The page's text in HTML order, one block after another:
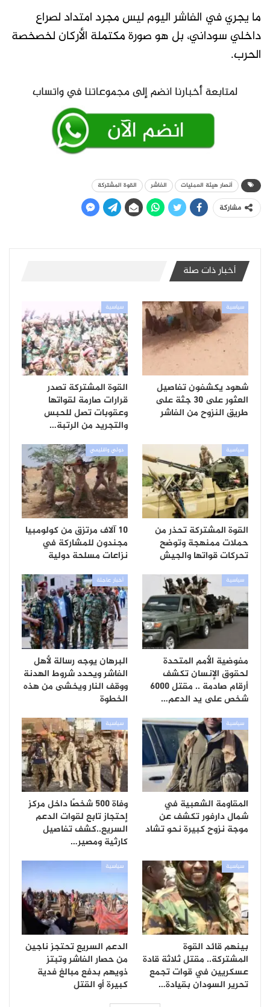
ما يجري في الفاشر اليوم ليس مجرد امتداد لصراع
داخلي سوداني، بل هو صورة مكتملة الأركان لخصخصة
الحرب.
أنصار هيئة العمليات الفاشر القوة المشتركة
مشاركة
أخبار ذات صلة
سياسية
شهود يكشفون تفاصيل
العثور على 30 جثة على
طريق النزوح من الفاشر
سياسية
القوة المشتركة تصدر
قرارات صارمة لقواتها
وعقوبات تصل للحبس
والتجريد من الرتبة…
سياسية
القوة المشتركة تحذر من
حملات ممنهجة وتوضح
تحركات قواتها والجيش
دولي واقليمي
10 آلاف مرتزق من كولومبيا
مجندون للمشاركة في
نزاعات مسلحة دولية
سياسية
مفوضية الأمم المتحدة
لحقوق الإنسان تكشف
أرقام صادمة .. مقتل 6000
شخص على يد الدعم…
أخبار عاجلة
البرهان يوجه رسالة لأهل
الفاشر ويحدد شروط الهدنة
ووقف النار ويخشى من هذه
الخطوة
سياسية
المقاومة الشعبية في
شمال دارفور تكشف عن
موجة نزوح كبيرة نحو تشاد
سياسية
وفاة 500 شخصًا داخل مركز
إحتجاز تابع لقوات الدعم
السريع..كشف تفاصيل
كارثية ومصير…
سياسية
بينهم قائد القوة
المشتركة.. مقتل ثلاثة قادة
عسكريين في قوات تجمع
تحرير السودان بقيادة…
سياسية
الدعم السريع تحتجز ناجين
من حصار الفاشر وتبتز
ذويهم بدفع مبالغ فدية
كبيرة أو القتل